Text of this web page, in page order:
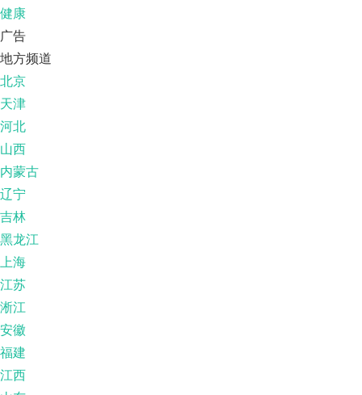
健康
广告
地方频道
北京
天津
河北
山西
内蒙古
辽宁
吉林
黑龙江
上海
江苏
淅江
安徽
福建
江西